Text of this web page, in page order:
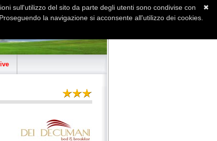
✖
sull'utilizzo del sito da parte degli utenti sono condivise con
la navigazione si acconsente all'utilizzo dei cookies.